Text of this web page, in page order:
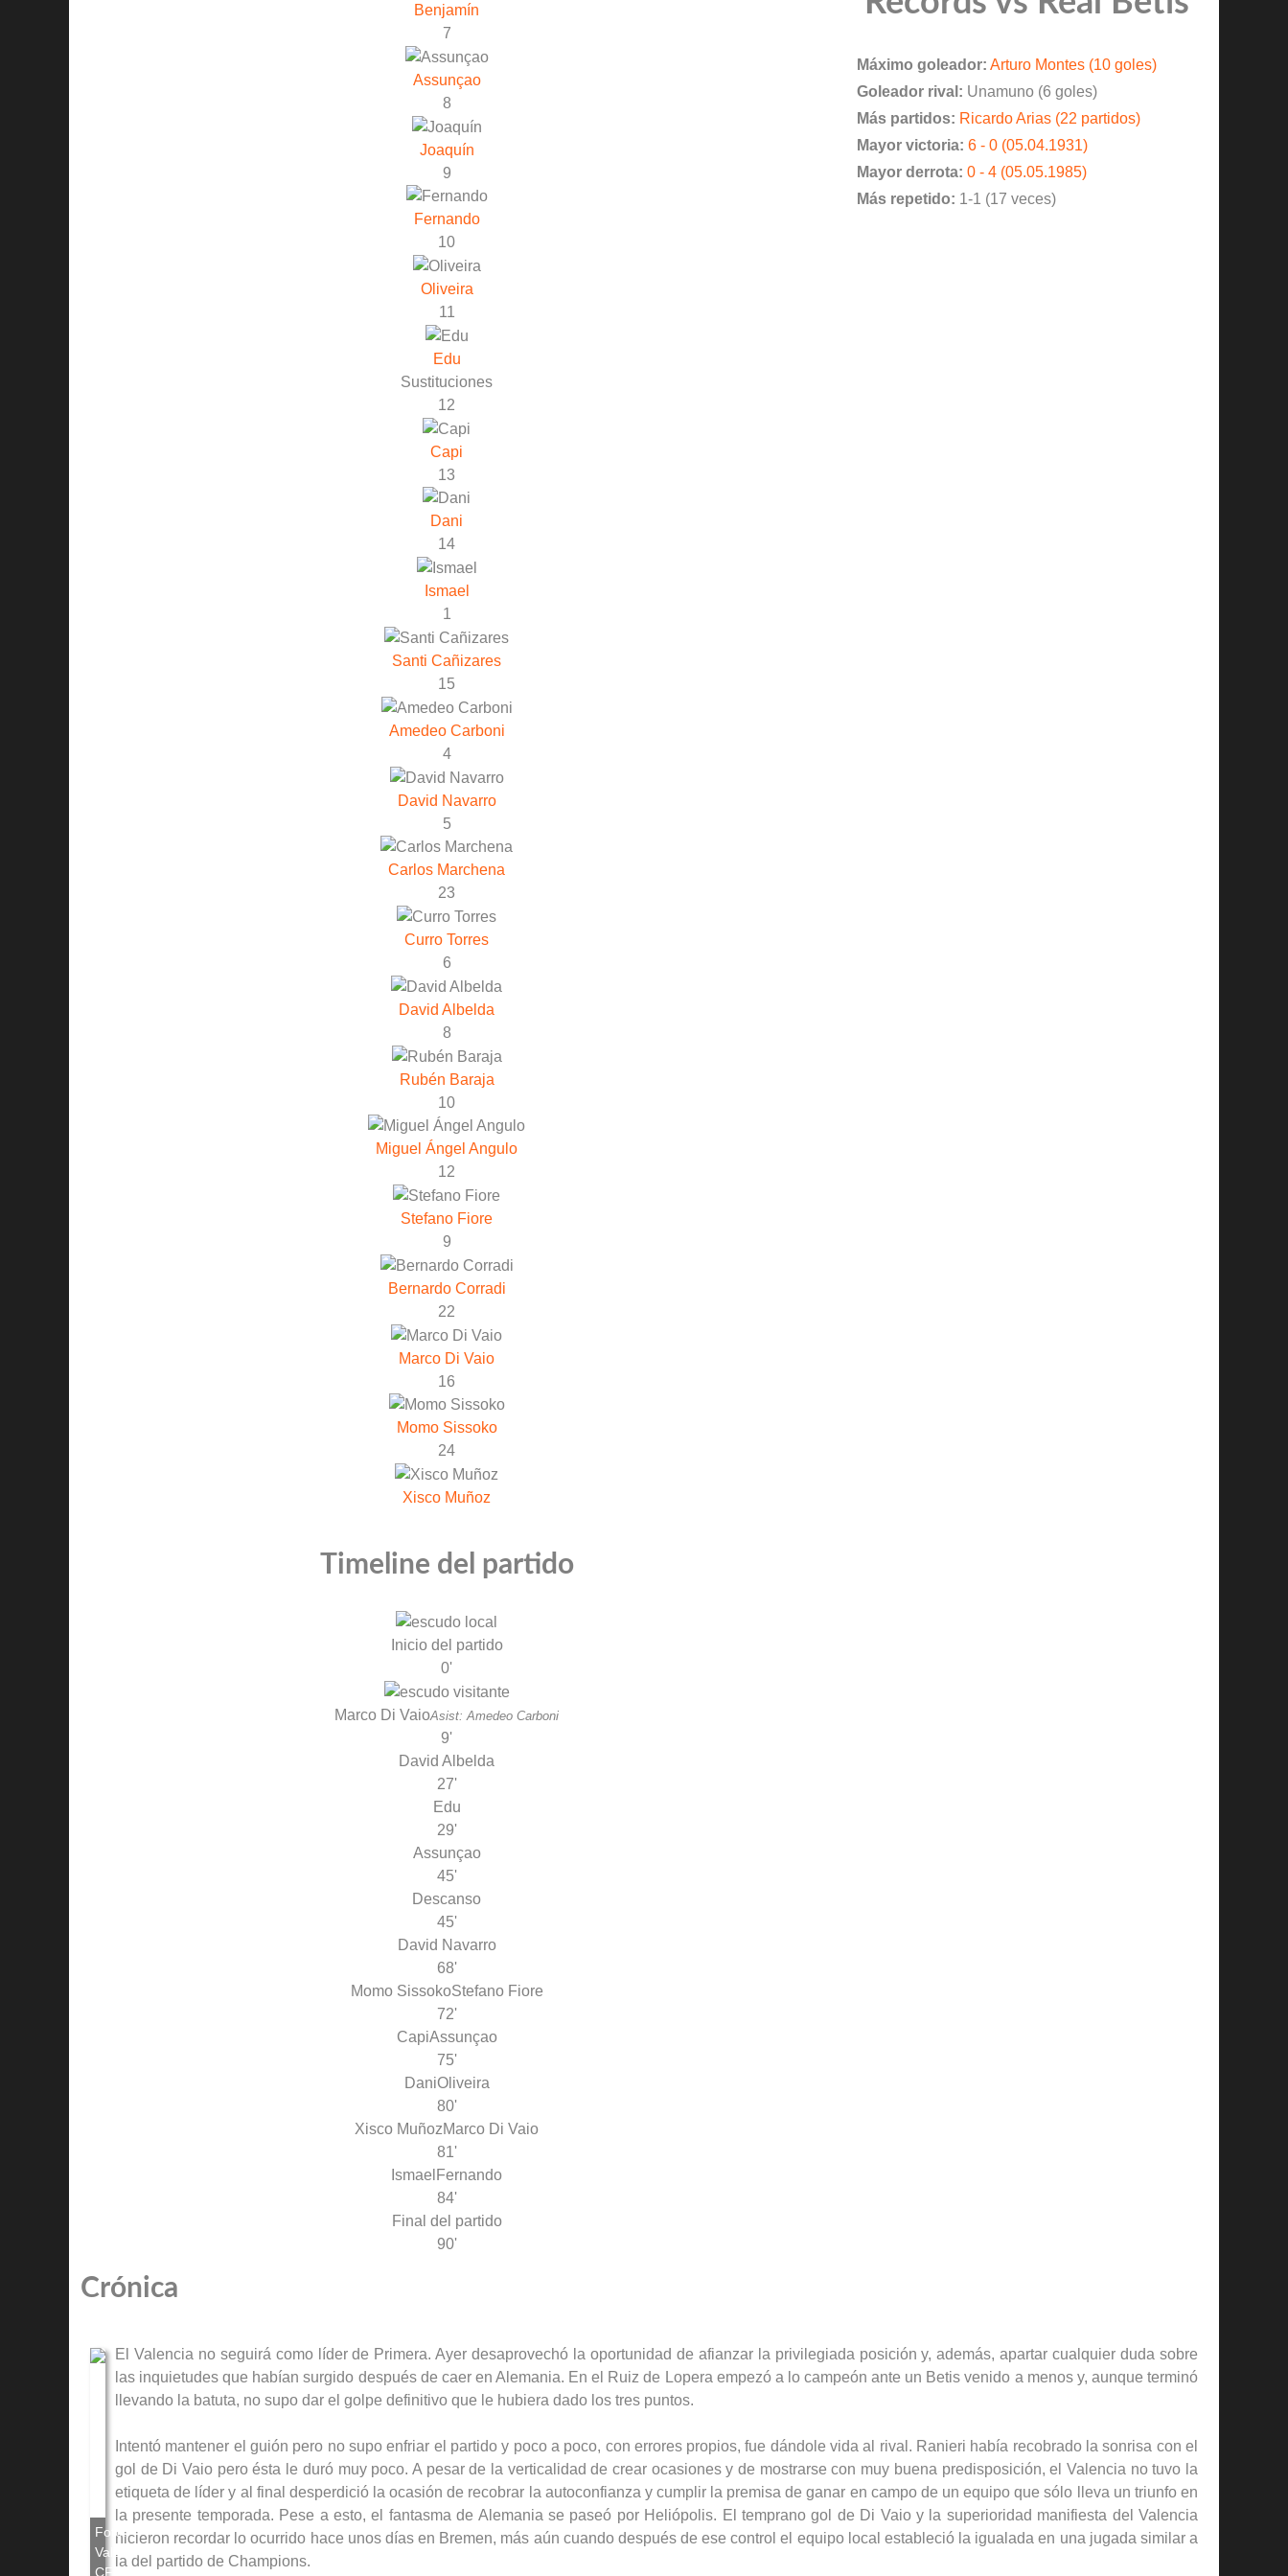
Benjamín
7
Assunçao
8
Joaquín
9
Fernando
10
Oliveira
11
Edu
Sustituciones
12
Capi
13
Dani
14
Ismael
1
Santi Cañizares
15
Amedeo Carboni
4
David Navarro
5
Carlos Marchena
23
Curro Torres
6
David Albelda
8
Rubén Baraja
10
Miguel Ángel Angulo
12
Stefano Fiore
9
Bernardo Corradi
22
Marco Di Vaio
16
Momo Sissoko
24
Xisco Muñoz
Timeline del partido
Inicio del partido
0'
Marco Di VaioAsist: Amedeo Carboni
9'
David Albelda
27'
Edu
29'
Assunçao
45'
Descanso
45'
David Navarro
68'
Momo SissokoStefano Fiore
72'
CapiAssunçao
75'
DaniOliveira
80'
Xisco MuñozMarco Di Vaio
81'
Ismael Fernando
84'
Final del partido
90'
Máximo goleador: Arturo Montes (10 goles)
Goleador rival: Unamuno (6 goles)
Más partidos: Ricardo Arias (22 partidos)
Mayor victoria: 6 - 0 (05.04.1931)
Mayor derrota: 0 - 4 (05.05.1985)
Más repetido: 1-1 (17 veces)
Crónica
El Valencia no seguirá como líder de Primera. Ayer desaprovechó la oportunidad de afianzar la privilegiada posición y, además, apartar cualquier duda sobre
las inquietudes que habían surgido después de caer en Alemania. En el Ruiz de Lopera empezó a lo campeón ante un Betis venido a menos y, aunque terminó
llevando la batuta, no supo dar el golpe definitivo que le hubiera dado los tres puntos.
Intentó mantener el guión pero no supo enfriar el partido y poco a poco, con errores propios, fue dándole vida al rival. Ranieri había recobrado la sonrisa con el
gol de Di Vaio pero ésta le duró muy poco. A pesar de la verticalidad de crear ocasiones y de mostrarse con muy buena predisposición, el Valencia no tuvo la
etiqueta de líder y al final desperdició la ocasión de recobrar la autoconfianza y cumplir la premisa de ganar en campo de un equipo que sólo lleva un triunfo en
la presente temporada. Pese a esto, el fantasma de Alemania se paseó por Heliópolis. El temprano gol de Di Vaio y la superioridad manifiesta del Valencia
hicieron recordar lo ocurrido hace unos días en Bremen, más aún cuando después de ese control el equipo local estableció la igualada en una jugada similar a
la del partido de Champions.